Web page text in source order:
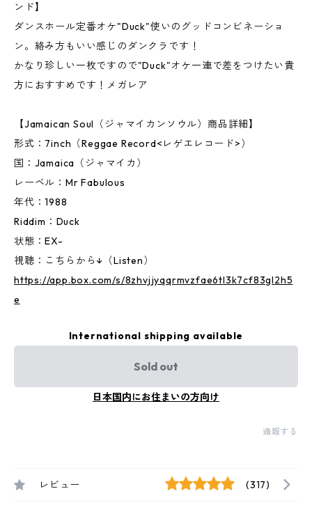
ンド】
ダンスホール定番オケ"Duck"使いのグッドコンビネーショ
ン。絡み方もいい感じのダンクラです！
かなり珍しい一枚ですので"Duck"オケ一連で差をつけたい貴
方におすすめです！メガレア
【Jamaican Soul（ジャマイカンソウル）商品詳細】
形式：7inch（Reggae Record<レゲエレコード>）
国：Jamaica（ジャマイカ）
レーベル：Mr Fabulous
年代：1988
Riddim：Duck
状態：EX-
視聴：こちらから↓（Listen）
https://app.box.com/s/8zhvjjyqqrmvzfae6tl3k7cf83gl2h5
e
International shipping available
Sold out
日本国内にお住まいの方向け
通報する
レビュー (317)